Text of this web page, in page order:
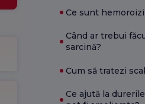
Ce sunt
Când ar trebui
sarcină?
Cum să tratezi
Ce ajută la